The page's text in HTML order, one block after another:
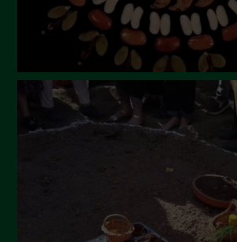
Febbraio 2023
Dicembre 2022
Novembre 2022
Ottobre 2022
Settembre 2022